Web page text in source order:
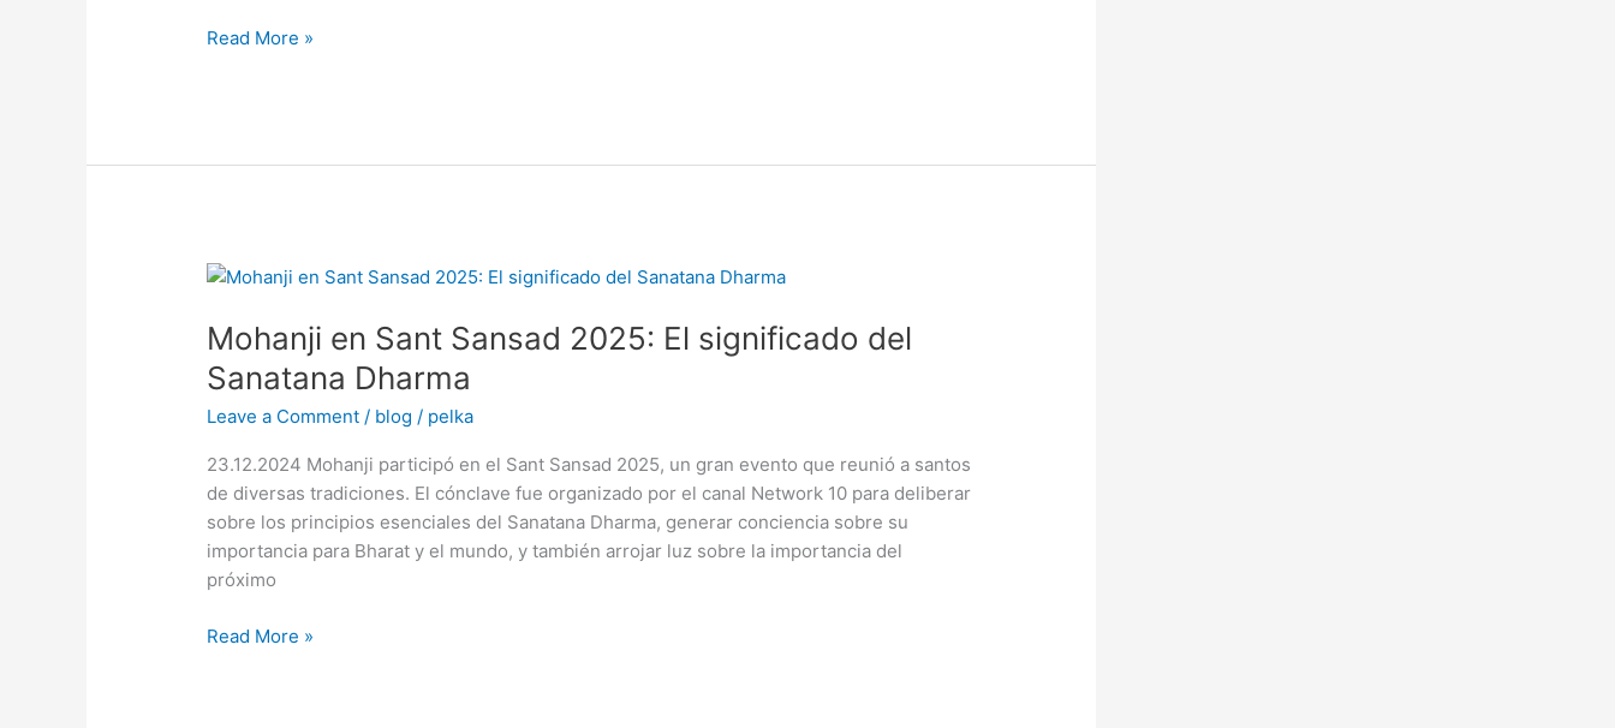
Read More »
Mohanji en Sant Sansad 2025: El significado del
Sanatana Dharma
Leave a Comment / blog / pelka
23.12.2024 Mohanji participó en el Sant Sansad 2025, un gran evento que reunió a santos
de diversas tradiciones. El cónclave fue organizado por el canal Network 10 para deliberar
sobre los principios esenciales del Sanatana Dharma, generar conciencia sobre su
importancia para Bharat y el mundo, y también arrojar luz sobre la importancia del
próximo
Mohanji
Sant
2025:
El
del
Sanatana
Dharma
Read More »